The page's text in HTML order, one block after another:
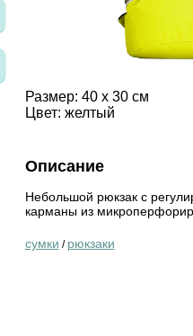
Размер: 40 x 30 см
Цвет: желтый
Описание
Небольшой рюкзак с
карманы из
сумки / рюкзаки